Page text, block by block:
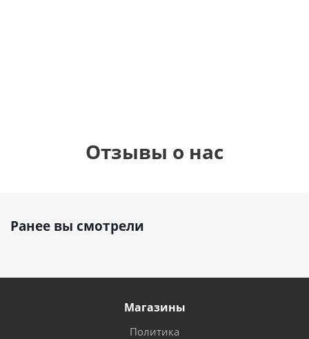
Отзывы о нас
Ранее вы смотрели
Магазины
Политика